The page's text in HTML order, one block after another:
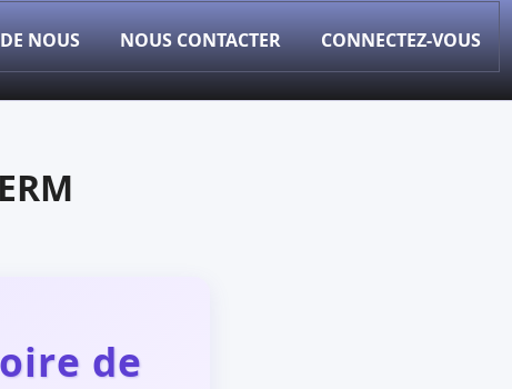
NOUS NOUS CONTACTER CONNECTEZ-VOUS
de